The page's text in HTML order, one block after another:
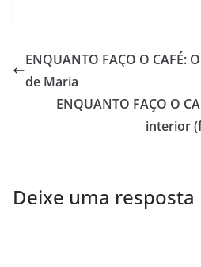
ENQUANTO FAÇO O CAFÉ:
de Maria
ENQUANTO FAÇO O
interior
Deixe uma resposta